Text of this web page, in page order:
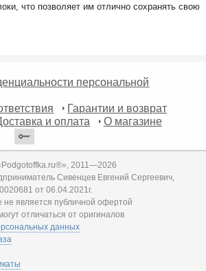
что позволяет им отлично сохранять свою
персональной
Гарантии и возврат
и оплата
О магазине
2011—2026
Сивенцев Евгений Сергеевич,
от 06.04.2021г.
является публичной офертой
отличаться от оригиналов
данных